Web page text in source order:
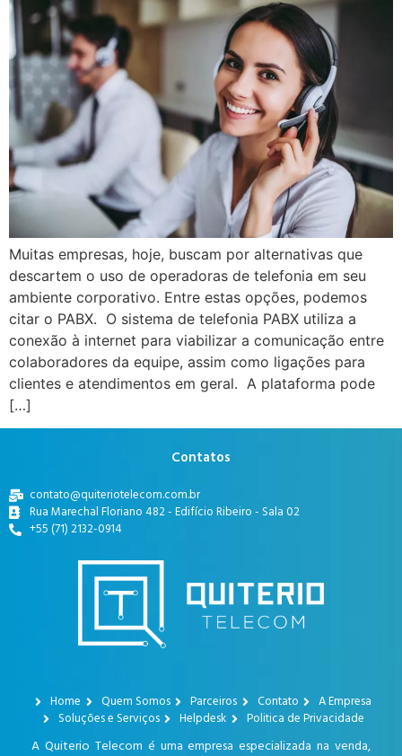
Muitas empresas, hoje, buscam por alternativas que
descartem o uso de operadoras de telefonia em seu
ambiente corporativo. Entre estas opções, podemos
citar o PABX. O sistema de telefonia PABX utiliza a
conexão à internet para viabilizar a comunicação entre
colaboradores da equipe, assim como ligações para
clientes e atendimentos em geral. A plataforma pode
[…]
Contatos
contato@quiteriotelecom.com.br
Rua Marechal Floriano 482 - Edifício Ribeiro - Sala 02
+55 (71) 2132-0914
Home Quem Somos Parceiros Contato
A Empresa
Soluções e Serviços
Helpdesk Politica de Privacidade
A Quiterio Telecom é uma empresa especializada na venda,